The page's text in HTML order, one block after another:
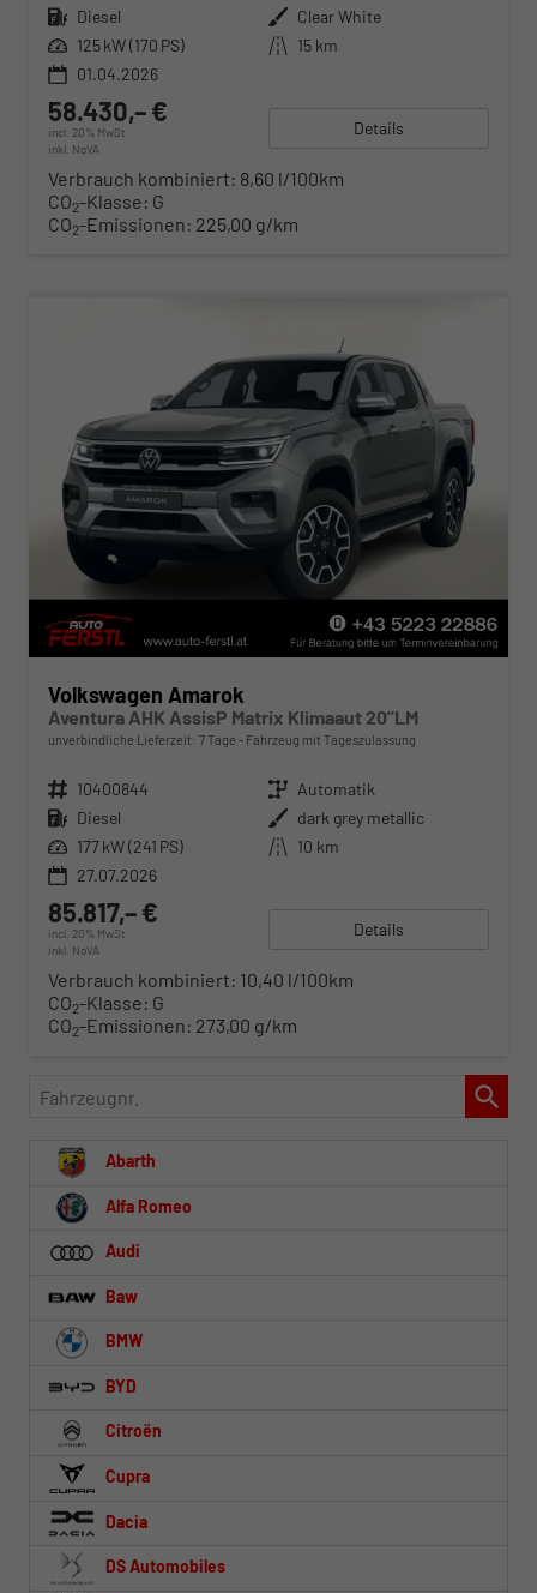
Kraftstoff Diesel Außenfarbe Clear White
Leistung 125 kW (170 PS) Kilometerstand 15 km
01.04.2026
58.430,– €
incl. 20% MwSt.
inkl. NoVA
Details
Verbrauch kombiniert: 8,60 l/100km
CO2-Klasse: G
CO2-Emissionen: 225,00 g/km
Volkswagen Amarok
Aventura AHK AssisP Matrix Klimaaut 20"LM
unverbindliche Lieferzeit: 7 Tage Fahrzeug mit Tageszulassung
Fahrzeugnr. 10400844 Getriebe Automatik
Kraftstoff Diesel Außenfarbe dark grey metallic
Leistung 177 kW (241 PS) Kilometerstand 10 km
27.07.2026
85.817,– €
incl. 20% MwSt.
inkl. NoVA
Details
Verbrauch kombiniert: 10,40 l/100km
CO2-Klasse: G
CO2-Emissionen: 273,00 g/km
Fahrzeugnr.
Abarth
Alfa Romeo
Audi
Baw
BMW
BYD
Citroën
Cupra
Dacia
DS Automobiles